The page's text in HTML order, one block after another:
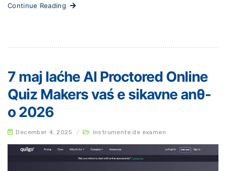
Continue Reading
7 maj laćhe AI ​​Proctored Online
Quiz Makers vaś e sikavne anθ-
o 2026
December 4, 2025 / Instrumente de examen